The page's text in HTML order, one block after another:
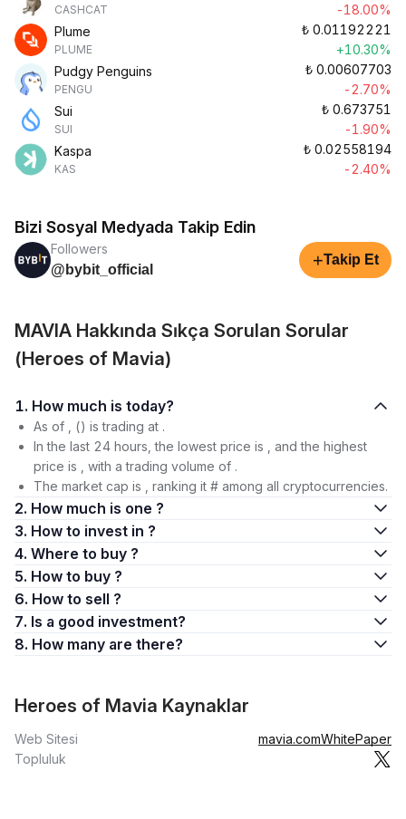
CASHCAT
-18.00%
Plume
PLUME
₺ 0.01192221
+10.30%
Pudgy Penguins
PENGU
₺ 0.00607703
-2.70%
Sui
SUI
₺ 0.673751
-1.90%
Kaspa
KAS
₺ 0.02558194
-2.40%
Bizi Sosyal Medyada Takip Edin
Followers
@bybit_official
+Takip Et
MAVIA Hakkında Sıkça Sorulan Sorular
(Heroes of Mavia)
1. How much is today?
As of , () is trading at .
In the last 24 hours, the lowest price is , and the highest
price is , with a trading volume of .
The market cap is , ranking it # among all cryptocurrencies.
2. How much is one ?
3. How to invest in ?
4. Where to buy ?
5. How to buy ?
6. How to sell ?
7. Is a good investment?
8. How many are there?
Heroes of Mavia Kaynaklar
Web Sitesi mavia.comWhitePaper
Topluluk